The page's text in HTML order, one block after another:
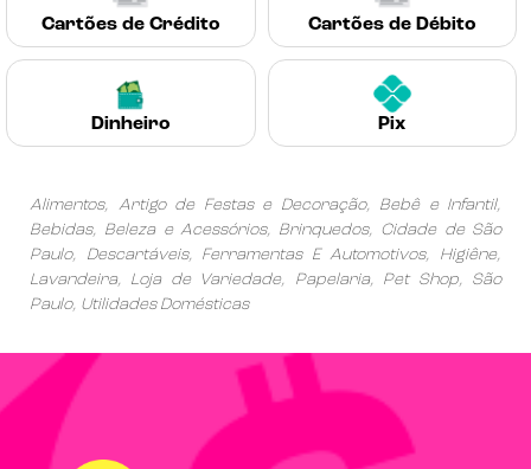
Cartões de Crédito Cartões de Débito
Dinheiro Pix
Alimentos, Artigo de Festas e Decoração, Bebê e Infantil,
Bebidas, Beleza e Acessórios, Brinquedos, Cidade de São
Paulo, Descartáveis, Ferramentas E Automotivos, Higiêne,
Lavandeira, Loja de Variedade, Papelaria, Pet Shop, São
Paulo, Utilidades Domésticas